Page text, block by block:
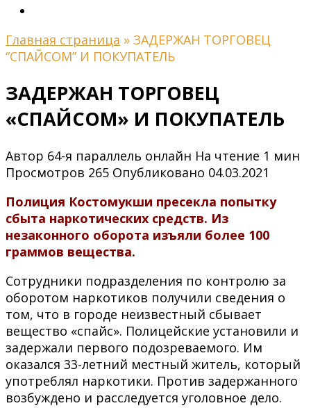
Главная страница » ЗАДЕРЖАН ТОРГОВЕЦ
“СПАЙСОМ” И ПОКУПАТЕЛЬ
ЗАДЕРЖАН ТОРГОВЕЦ
«СПАЙСОМ» И ПОКУПАТЕЛЬ
Автор 64-я параллель онлайн На чтение 1 мин
Просмотров 265 Опубликовано 04.03.2021
Полиция Костомукши пресекла попытку
сбыта наркотических средств. Из
незаконного оборота изъяли более 100
граммов вещества.
Сотрудники подразделения по контролю за
оборотом наркотиков получили сведения о
том, что в городе неизвестный сбывает
вещество «спайс». Полицейские установили и
задержали первого подозреваемого. Им
оказался 33-летний местный житель, который
употреблял наркотики. Против задержанного
возбуждено и расследуется уголовное дело.